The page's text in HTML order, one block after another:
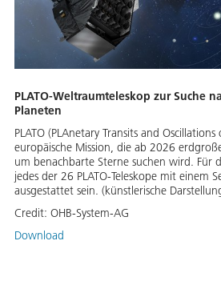
PLATO-Weltraumteleskop zur Suche
Planeten
PLATO (PLAnetary Transits and
europäische Mission, die ab 2026
um benachbarte Sterne suchen wird. Für
jedes der 26 PLATO-Teleskope mit einem
ausgestattet sein. (künstlerische
Credit: OHB-System-AG
Download